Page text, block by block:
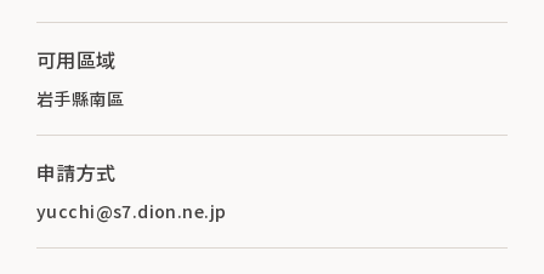
可用區域
岩手縣南區
申請方式
yucchi@s7.dion.ne.jp